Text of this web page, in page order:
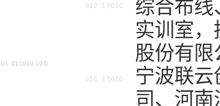
综合布线
实训室
股份有
宁波联
司、河